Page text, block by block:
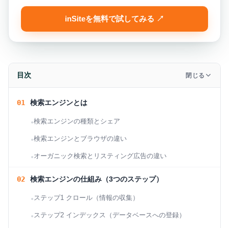
inSiteを無料で試してみる ↗
目次 閉じる
検索エンジンとは
検索エンジンの種類とシェア
検索エンジンとブラウザの違い
オーガニック検索とリスティング広告の違い
検索エンジンの仕組み（3つのステップ）
ステップ1 クロール（情報の収集）
ステップ2 インデックス（データベースへの登録）